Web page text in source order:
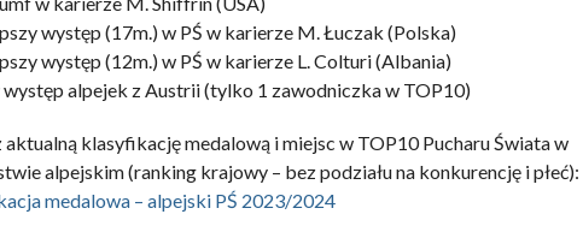
występ (17m.) w PŚ w karierze M. Łuczak (Polska)
występ (12m.) w PŚ w karierze L. Colturi (Albania)
występ alpejek z Austrii (tylko 1 zawodniczka w TOP10)
aktualną klasyfikację medalową i miejsc w TOP10 Pucharu Świata w
alpejskim (ranking krajowy – bez podziału na konkurencję i płeć):
medalowa – alpejski PŚ 2023/2024
Aby nasza strona
internetowa
działała jak
najlepiej podczas
na nią. Jeśli
odrzucisz te pliki
cookie, niektóre
funkcje znikną ze